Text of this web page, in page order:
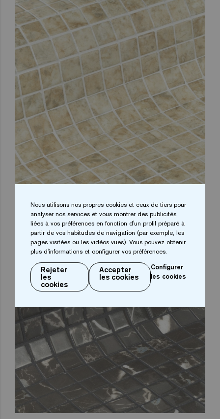
SANDSTONE 25
Nous utilisons nos propres cookies et ceux de tiers pour
analyser nos services et vous montrer des publicités
liées à vos préférences en fonction d'un profil préparé à
partir de vos habitudes de navigation (par exemple, les
pages visitées ou les vidéos vues). Vous pouvez obtenir
plus d'informations et configurer vos préférences.
Rejeter
les
cookies
Accepter
les cookies
Configurer
les cookies